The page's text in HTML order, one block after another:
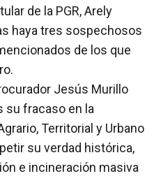
de la PGR, Arely
haya tres sospechosos
de los que
Jesús Murillo
su fracaso en la
Territorial y Urbano
su verdad histórica,
e incineración masiva